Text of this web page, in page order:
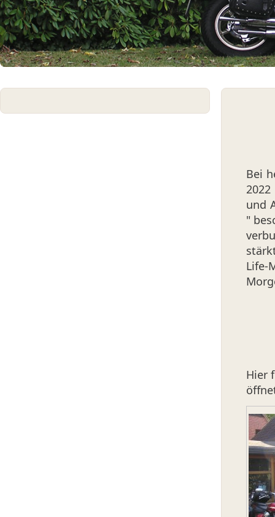
Bei
und
"
Life-
Hier